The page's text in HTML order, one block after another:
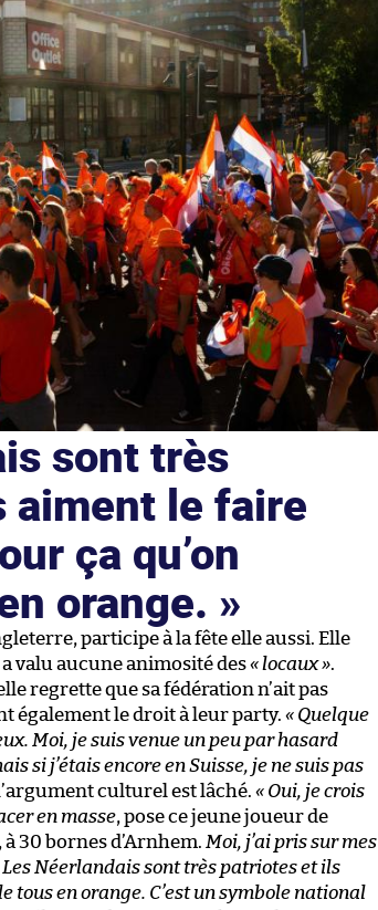
sont très
le faire
ça qu’on
orange.
participe à la fête elle aussi. Elle
valu aucune animosité des« locaux ».
regrette que sa fédération n’ait pas
également le droit à leur party. « Quelque
Moi, je suis venue un peu par hasard
si j’étais encore en Suisse, je ne suis pas
culturel est lâché. « Oui, je crois
en masse, pose ce jeune joueur de
30 bornes d’Arnhem. Moi, j’ai pris sur mes
Néerlandais sont très patriotes et ils
tous en orange. C’est un symbole national